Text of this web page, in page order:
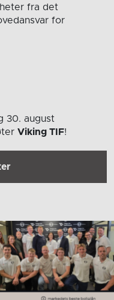
fra det
for
30. august
Viking TIF!